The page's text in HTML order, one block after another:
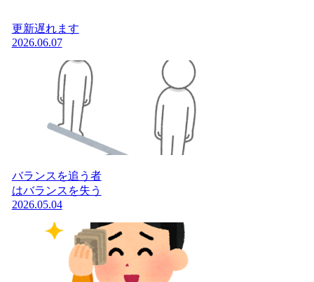
更新遅れます
2026.06.07
バランスを追う者
はバランスを失う
2026.05.04